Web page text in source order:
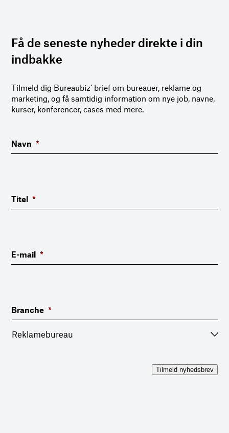
Få de seneste nyheder direkte i din
indbakke
Tilmeld dig Bureaubiz’ brief om bureauer, reklame og
marketing, og få samtidig information om nye job, navne,
kurser, konferencer, cases med mere.
Navn *
Titel *
E-mail *
Branche *
Tilmeld nyhedsbrev